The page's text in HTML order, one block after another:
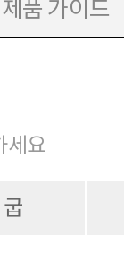
제품 가이드
세요
굽